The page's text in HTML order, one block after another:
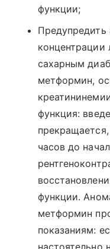
функции;
концентрации
сахарным
метформин,
функция:
часов до
функции.
метформин
показаниям: